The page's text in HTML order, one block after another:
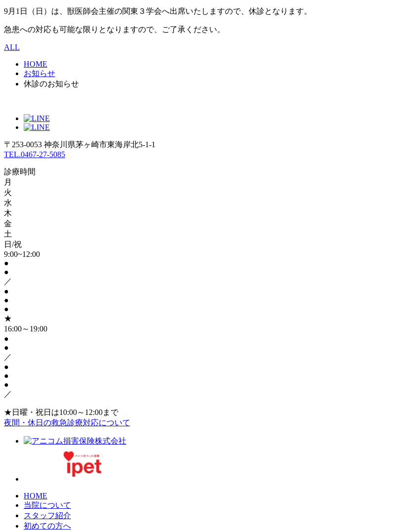
9月1日（日）は、獣医師会主催の関東３学会へ出席いたしますので、休診となります。
急患への対応も可能な限りとなりますので、ご了承ください。
ALL
HOME
お知らせ
休診のお知らせ
〒253-0053 神奈川県茅ヶ崎市東海岸北5-1-1
TEL.0467-27-5085
診療時間
月
火
水
木
金
土
日/祝
9:00~12:00
●
●
／
●
●
●
★
16:00～19:00
●
●
／
●
●
●
／
★日曜・祝日は10:00～12:00まで
夜間・休日の救急診療対応について
HOME
当院について
スタッフ紹介
初めての方へ